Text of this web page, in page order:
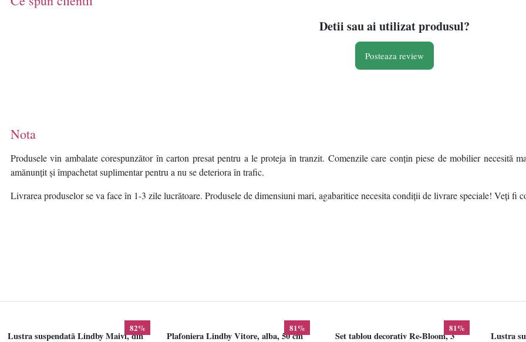
Detii sau ai utilizat produsul?
Posteaza review
Nota
Produsele vin ambalate corespunzător în carton presat pentru a le proteja în tranzit. Comenzile care conțin piese de mobilier necesită
amănunțit și împachetat suplimentar pentru a nu se deteriora în trafic.
Livrarea produselor se va face în 1-3 zile lucrătoare. Produsele de dimensiuni mari, agabaritice necesita condiții de livrare speciale! Veți fi
82%
Lustra suspendată Lindby Maivi, din
81%
Plafoniera Lindby Vitore, alba, 50 cm
81%
Set tablou decorativ Re-Bloom, 3
Lustra